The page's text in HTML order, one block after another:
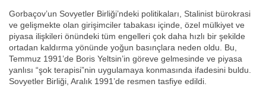
Gorbaçov’un Sovyetler Birliği’ndeki politikaları, Stalinist bürokrasi
ve gelişmekte olan girişimciler tabakası içinde, özel mülkiyet ve
piyasa ilişkileri önündeki tüm engelleri çok daha hızlı bir şekilde
ortadan kaldırma yönünde yoğun basınçlara neden oldu. Bu,
Temmuz 1991’de Boris Yeltsin’in göreve gelmesinde ve piyasa
yanlısı “şok terapisi”nin uygulamaya konmasında ifadesini buldu.
Sovyetler Birliği, Aralık 1991’de resmen tasfiye edildi.